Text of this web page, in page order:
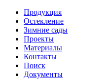
Продукция
Остекление
Зимние сады
Проекты
Материалы
Контакты
Поиск
Документы